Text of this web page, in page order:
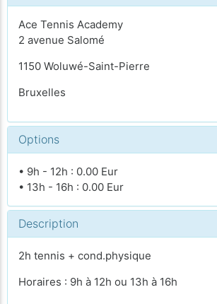
Ace Tennis Academy
2 avenue Salomé
1150 Woluwé-Saint-Pierre
Bruxelles
Options
• 9h - 12h : 0.00 Eur
• 13h - 16h : 0.00 Eur
Description
2h tennis + cond.physique
Horaires : 9h à 12h ou 13h à 16h